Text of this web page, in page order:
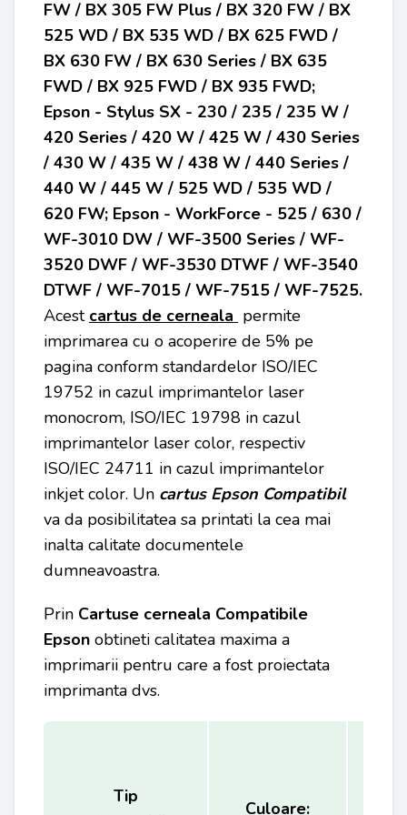
FW / BX 305 FW Plus / BX 320 FW / BX
525 WD / BX 535 WD / BX 625 FWD /
BX 630 FW / BX 630 Series / BX 635
FWD / BX 925 FWD / BX 935 FWD;
Epson - Stylus SX - 230 / 235 / 235 W /
420 Series / 420 W / 425 W / 430 Series
/ 430 W / 435 W / 438 W / 440 Series /
440 W / 445 W / 525 WD / 535 WD /
620 FW; Epson - WorkForce - 525 / 630 /
WF-3010 DW / WF-3500 Series / WF-
3520 DWF / WF-3530 DTWF / WF-3540
DTWF / WF-7015 / WF-7515 / WF-7525.
Acest cartus de cerneala permite
imprimarea cu o acoperire de 5% pe
pagina conform standardelor ISO/IEC
19752 in cazul imprimantelor laser
monocrom, ISO/IEC 19798 in cazul
imprimantelor laser color, respectiv
ISO/IEC 24711 in cazul imprimantelor
inkjet color. Un cartus Epson Compatibil
va da posibilitatea sa printati la cea mai
inalta calitate documentele
dumneavoastra.
Prin Cartuse cerneala Compatibile
Epson obtineti calitatea maxima a
imprimarii pentru care a fost proiectata
imprimanta dvs.
Tip
Culoare: